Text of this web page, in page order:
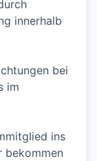
innerhalb
bei
im
ins
bekommen